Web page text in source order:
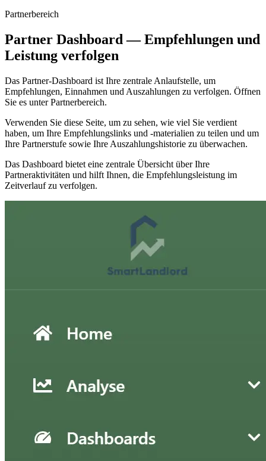
Partnerbereich
Partner Dashboard — Empfehlungen und
Leistung verfolgen
Das Partner-Dashboard ist Ihre zentrale Anlaufstelle, um
Empfehlungen, Einnahmen und Auszahlungen zu verfolgen. Öffnen
Sie es unterPartnerbereich.
Verwenden Sie diese Seite, um zu sehen, wie viel Sie verdient
haben, um Ihre Empfehlungslinks und -materialien zu teilen und um
Ihre Partnerstufe sowie Ihre Auszahlungshistorie zu überwachen.
Das Dashboard bietet eine zentrale Übersicht über Ihre
Partneraktivitäten und hilft Ihnen, die Empfehlungsleistung im
Zeitverlauf zu verfolgen.